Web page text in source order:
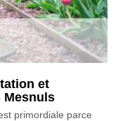
et
Mesnuls
primordiale parce